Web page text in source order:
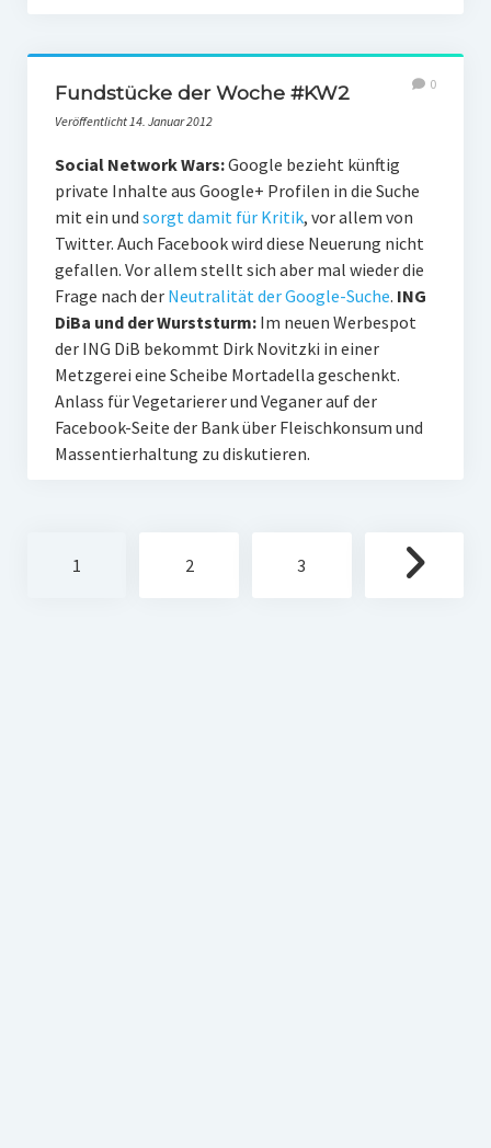
Fundstücke der Woche #KW2
Veröffentlicht 14. Januar 2012
0
Social Network Wars:Google bezieht künftig
private Inhalte aus Google+ Profilen in die Suche
mit ein und sorgt damit für Kritik, vor allem von
Twitter. Auch Facebook wird diese Neuerung nicht
gefallen. Vor allem stellt sich aber mal wieder die
Frage nach der Neutralität der Google-Suche. ING
DiBa und der Wurststurm:Im neuen Werbespot
der ING DiB bekommt Dirk Novitzki in einer
Metzgerei eine Scheibe Mortadella geschenkt.
Anlass für Vegetarierer und Veganer auf der
Facebook-Seite der Bank über Fleischkonsum und
Massentierhaltung zu diskutieren.
1 2 3